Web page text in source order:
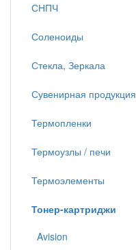
СНПЧ
Соленоиды
Стекла, Зеркала
Сувенирная продукция
Термопленки
Термоузлы / печи
Термоэлементы
Тонер-картриджи
Avision